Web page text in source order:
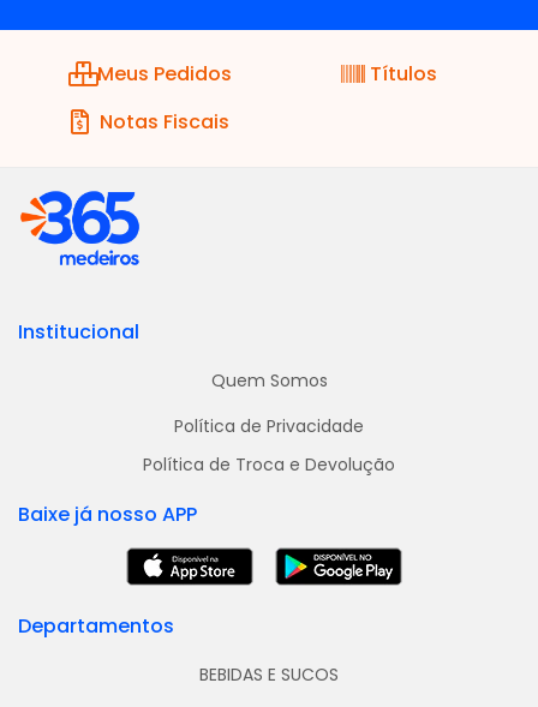
Meus Pedidos
Títulos
Notas Fiscais
Institucional
Quem Somos
Política de Privacidade
Política de Troca e Devolução
Baixe já nosso APP
Departamentos
BEBIDAS E SUCOS